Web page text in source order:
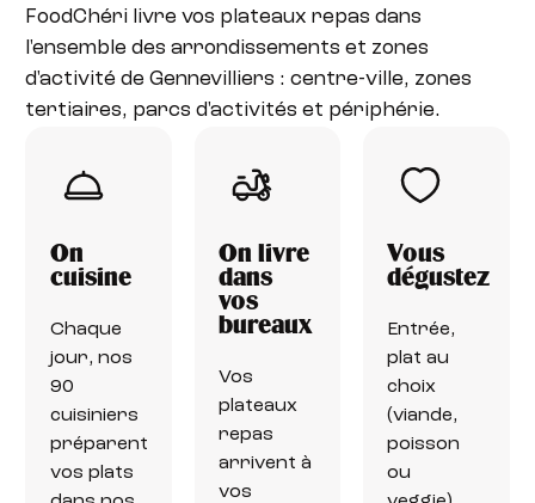
FoodChéri livre vos plateaux repas dans
l'ensemble des arrondissements et zones
d'activité de Gennevilliers : centre-ville, zones
tertiaires, parcs d'activités et périphérie.
On
cuisine
Chaque
jour, nos
90
cuisiniers
préparent
vos plats
On livre
dans
vos
bureaux
Vos
plateaux
repas
arrivent à
vos
Vous
dégustez
Entrée,
plat au
choix
(viande,
poisson
ou